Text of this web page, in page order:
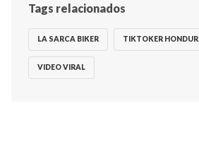
Tags relacionados
LA SARCA BIKER TIKTOKER
VIDEO VIRAL